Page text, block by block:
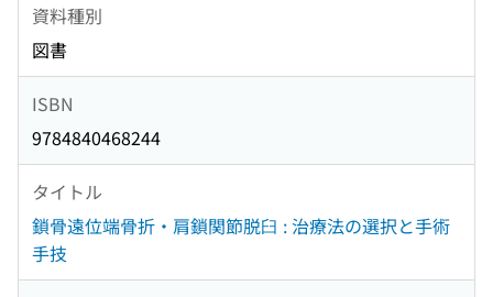
資料種別
図書
ISBN
9784840468244
タイトル
鎖骨遠位端骨折・肩鎖関節脱臼 : 治療法の選択と手術
手技